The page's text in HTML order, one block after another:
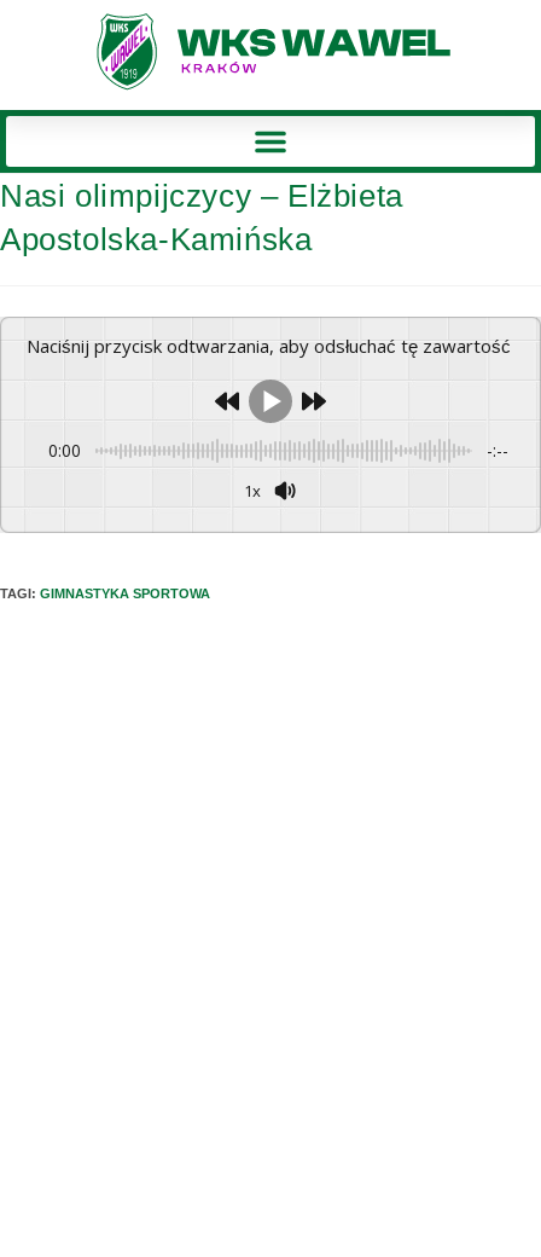
Nasi olimpijczycy – Elżbieta
Apostolska-Kamińska
Naciśnij przycisk odtwarzania, aby odsłuchać tę zawartość
0:00 -:--
1x
TAGI: GIMNASTYKA SPORTOWA